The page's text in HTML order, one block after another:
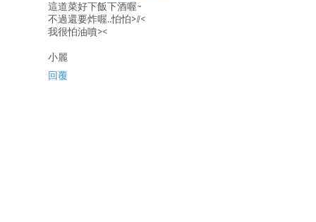
這道菜好下飯下酒喔~
不過還要炸喔..怕怕>//<
我很怕油噴><
小麗
回覆